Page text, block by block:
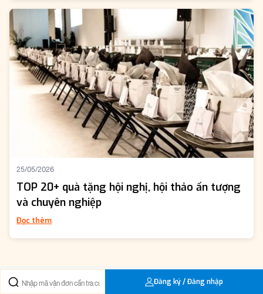
25/05/2026
TOP 20+ quà tặng hội nghị, hội thảo ấn tượng
và chuyên nghiệp
Đọc thêm
Đăng ký / Đăng nhập